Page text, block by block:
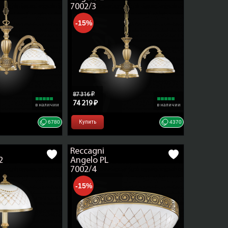
в наличии
6780
-15%
7002/3
87 316 ₽
74 219 ₽ в наличии
Купить 4370
-15%
Reccagni
Angelo PL
7002/4